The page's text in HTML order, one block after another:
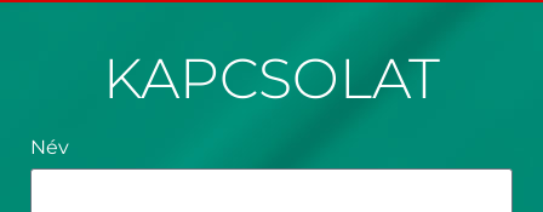
KAPCSOLAT
Név